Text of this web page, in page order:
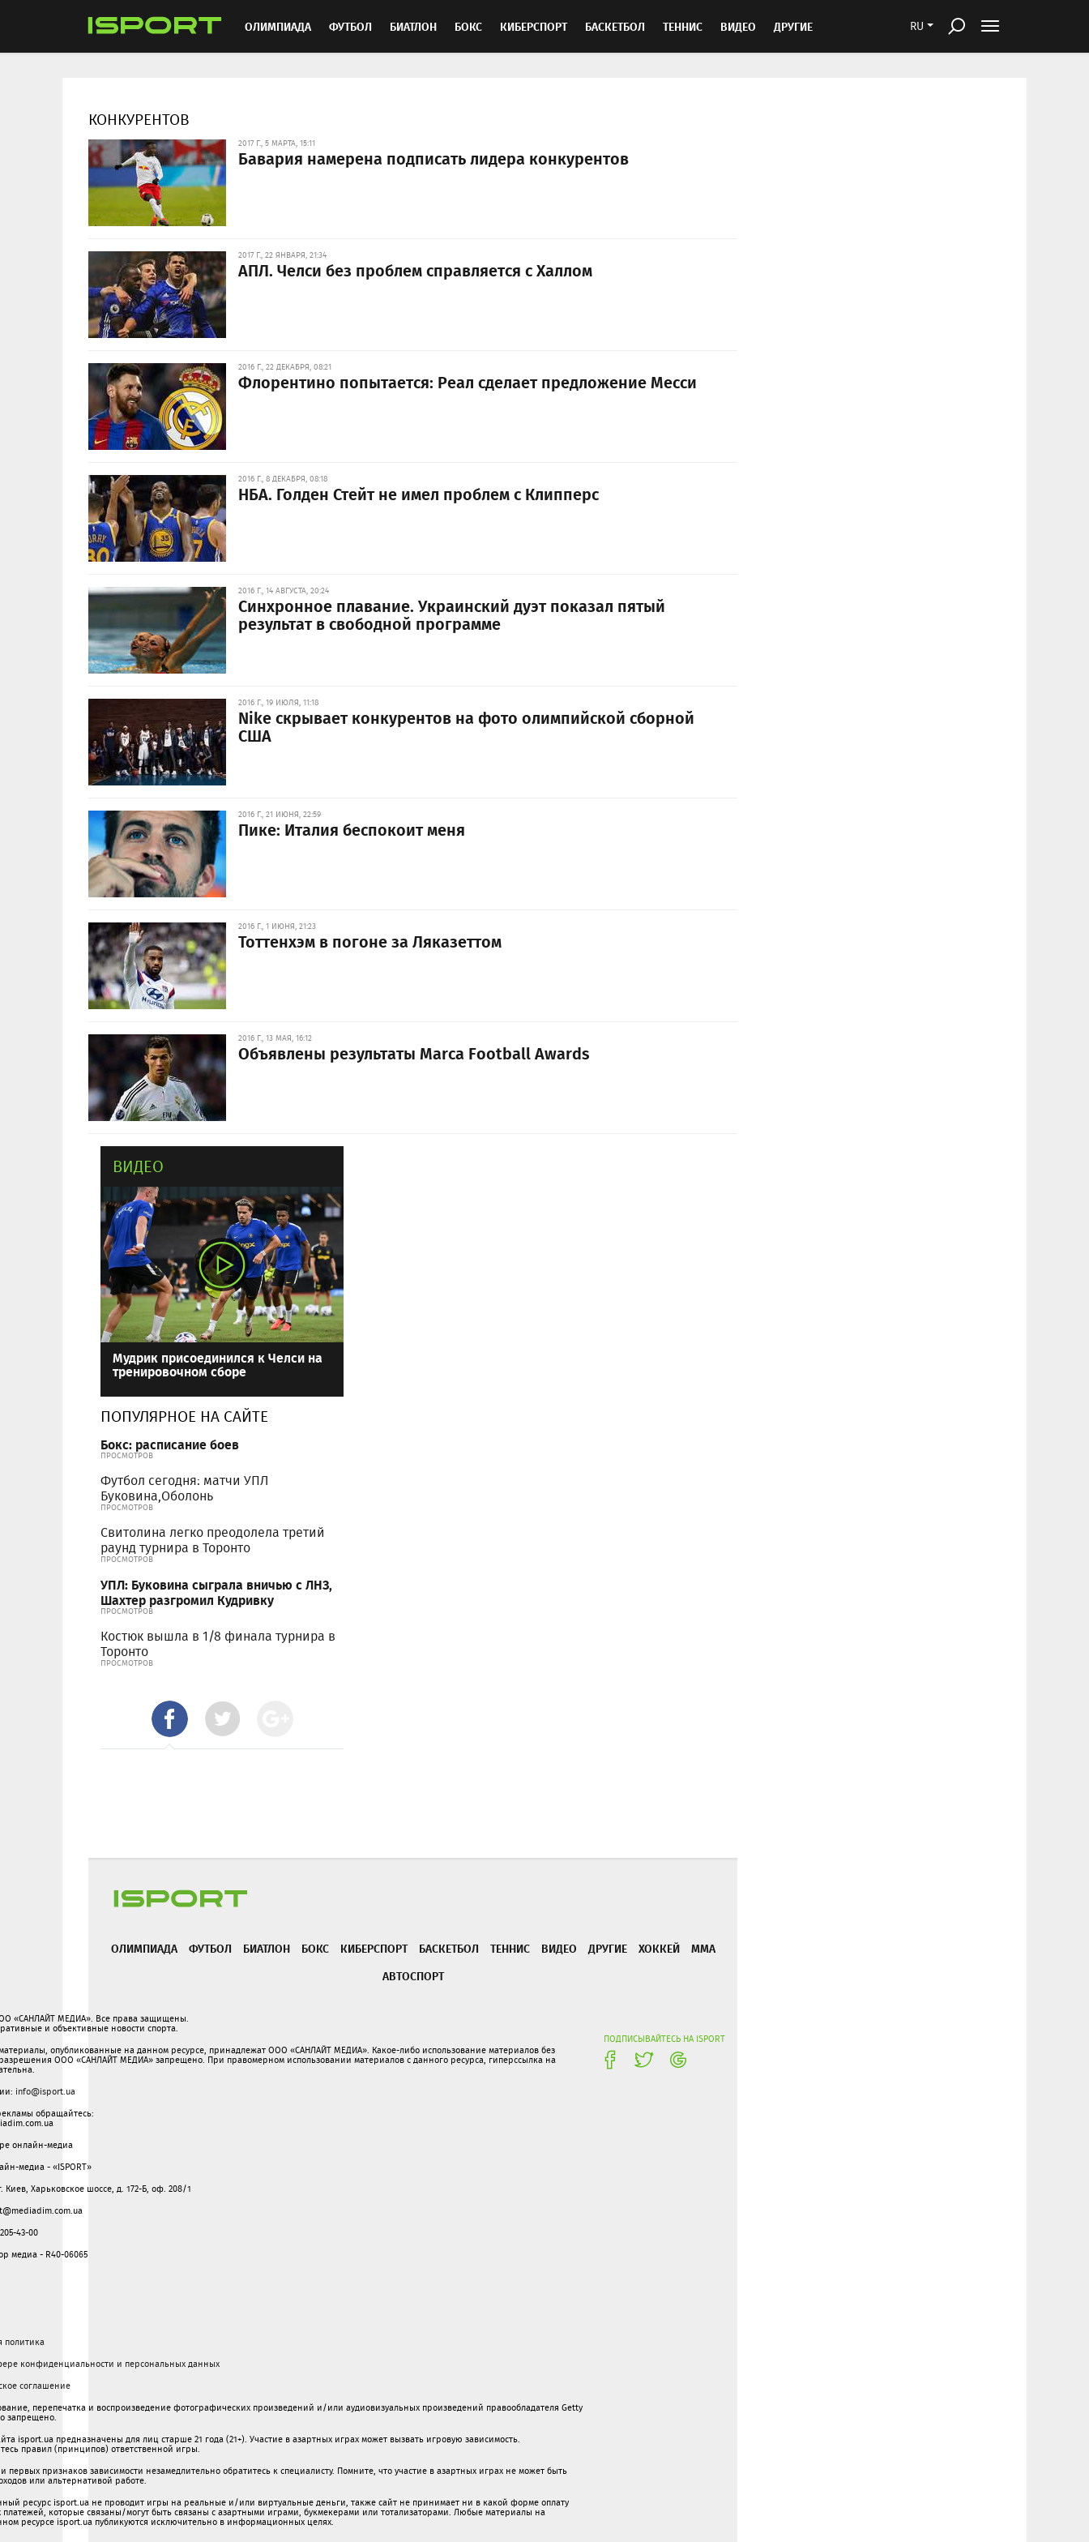
RU
ОЛИМПИАДА ФУТБОЛ БИАТЛОН БОКС КИБЕРСПОРТ БАСКЕТБОЛ ТЕННИС ВИДЕО ДРУГИЕ
КОНКУРЕНТОВ
2017 Г., 5 МАРТА, 15:11
Бавария намерена подписать лидера конкурентов
2017 Г., 22 ЯНВАРЯ, 21:34
АПЛ. Челси без проблем справляется с Халлом
2016 Г., 22 ДЕКАБРЯ, 08:21
Флорентино попытается: Реал сделает предложение Месси
2016 Г., 8 ДЕКАБРЯ, 08:18
НБА. Голден Стейт не имел проблем с Клипперс
2016 Г., 14 АВГУСТА, 20:24
Синхронное плавание. Украинский дуэт показал пятый
результат в свободной программе
2016 Г., 19 ИЮЛЯ, 11:18
Nike скрывает конкурентов на фото олимпийской сборной
США
2016 Г., 21 ИЮНЯ, 22:59
Пике: Италия беспокоит меня
2016 Г., 1 ИЮНЯ, 21:23
Тоттенхэм в погоне за Ляказеттом
2016 Г., 13 МАЯ, 16:12
Объявлены результаты Marca Football Awards
ВИДЕО
Мудрик присоединился к Челси на
тренировочном сборе
ПОПУЛЯРНОЕ НА САЙТЕ
Бокс: расписание боев
ПРОСМОТРОВ
Футбол сегодня: матчи УПЛ
Буковина,Оболонь
ПРОСМОТРОВ
Свитолина легко преодолела третий
раунд турнира в Торонто
ПРОСМОТРОВ
УПЛ: Буковина сыграла вничью с ЛНЗ,
Шахтер разгромил Кудривку
ПРОСМОТРОВ
Костюк вышла в 1/8 финала турнира в
Торонто
ПРОСМОТРОВ
ОЛИМПИАДА ФУТБОЛ БИАТЛОН БОКС КИБЕРСПОРТ БАСКЕТБОЛ ТЕННИС ВИДЕО ДРУГИЕ ХОККЕЙ
ММА
АВТОСПОРТ
ПОДПИСЫВАЙТЕСЬ НА ISPORT
«САНЛАЙТ МЕДИА». Все права защищены.
и объективные новости спорта.
опубликованные на данном ресурсе, принадлежат ООО «САНЛАЙТ МЕДИА». Какое-либо использование материалов без
ООО «САНЛАЙТ МЕДИА» запрещено. При правомерном использовании материалов с данного ресурса, гиперссылка на
info@isport.ua
обращайтесь:
онлайн-медиа
медиа - «ISPORT»
Киев, Харьковское шоссе, д. 172-Б, оф. 208/1
43-00
медиа - R40-06065
политика
конфиденциальности и персональных данных
соглашение
перепечатка и воспроизведение фотографических произведений и/или аудиовизуальных произведений правообладателя Getty
запрещено.
isport.ua предназначены для лиц старше 21 года (21+). Участие в азартных играх может вызвать игровую зависимость.
правил (принципов) ответственной игры.
первых признаков зависимости незамедлительно обратитесь к специалисту. Помните, что участие в азартных играх не может быть
или альтернативой работе.
ресурс isport.ua не проводит игры на реальные и/или виртуальные деньги, также сайт не принимает ни в какой форме oплaту
платежей, которые связаны/могут быть связаны c азартными игрaми, букмекерами или тотализаторами. Любые материалы на
ресурсе isport.ua публикуютcя исключительно в информационных целях.